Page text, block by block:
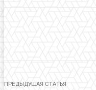
ПРЕДЫДУЩАЯ СТАТЬЯ